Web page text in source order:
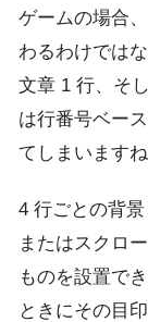
ゲームの場合
わるわけでは
文章 1 行、そ
は行番号ベー
てしまいますね
4 行ごとの背
またはスクロ
ものを設置で
ときにその目